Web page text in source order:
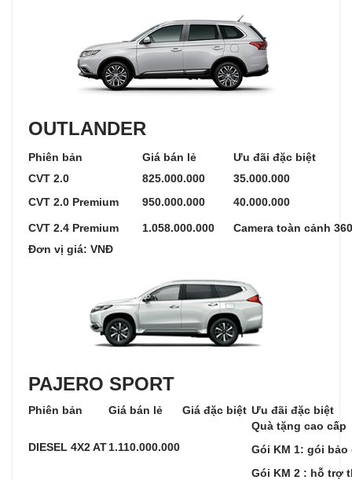
OUTLANDER
Phiên bản Giá bán lẻ
Ưu đãi đặc biệt
CVT 2.0
825.000.000
35.000.000
CVT 2.0 Premium
950.000.000 40.000.000
CVT 2.4 Premium 1.058.000.000
Camera toàn cảnh 360
Đơn vị giá: VNĐ
PAJERO SPORT
Phiên bản Giá bán lẻ Giá đặc biệt Ưu đãi đặc biệt
DIESEL 4X2 AT1.110.000.000
Quà tặng cao cấp
Gói KM 1: gói
Gói KM 2 : hỗ trợ